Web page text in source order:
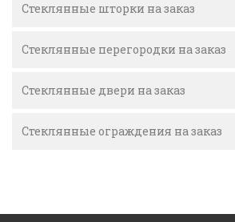
Стеклянные шторки на заказ
Стеклянные перегородки на заказ
Стеклянные двери на заказ
Стеклянные ограждения на заказ